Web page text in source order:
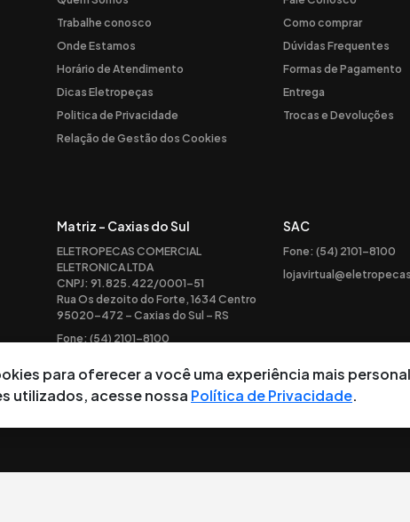
Trabalhe conosco
Onde Estamos
Horário de Atendimento
Dicas Eletropeças
Politica de Privacidade
Relação de Gestão dos Cookies
Como comprar
Dúvidas Frequentes
Formas de Pagamento
Entrega
Trocas e Devoluções
Matriz - Caxias do Sul
ELETROPECAS COMERCIAL
ELETRONICA LTDA
CNPJ: 91.825.422/0001-51
Rua Os dezoito do Forte, 1634 Centro
95020-472 – Caxias do Sul – RS
Fone: (54) 2101-8100
SAC
Fone: (54) 2101-8100
para oferecer a você uma experiência mais
utilizados, acesse nossa Política de Privacidade.